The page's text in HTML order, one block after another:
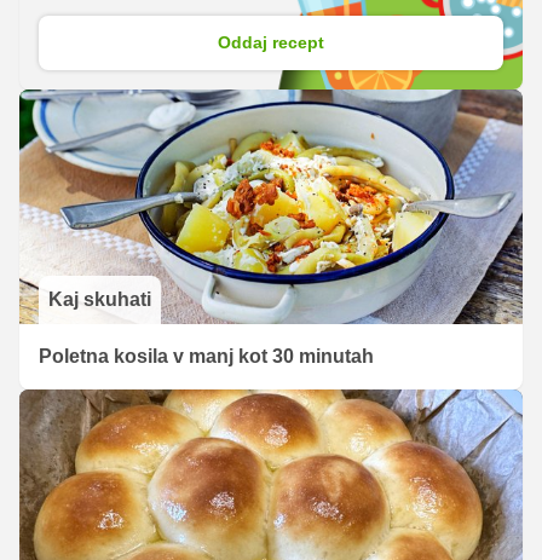
Oddaj recept
Kaj skuhati
Poletna kosila v manj kot 30 minutah